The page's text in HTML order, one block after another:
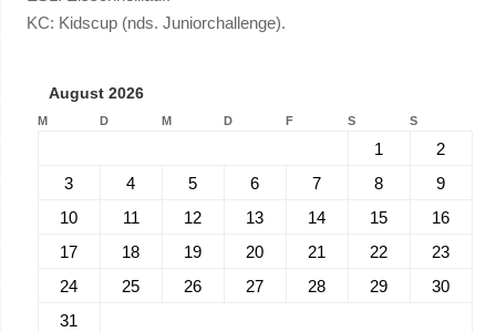
KC: Kidscup (nds. Juniorchallenge).
August 2026
M D M D F S S
1
2
3
4 5 6 7 8
9
10
11 12 13 14 15
16
17
18 19 20 21 22
23
24
25 26 27 28 29
30
31